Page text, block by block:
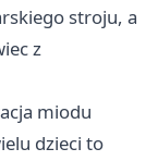
stroju, a
z
miodu
dzieci to